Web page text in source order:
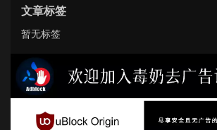
文章标签
暂无标签